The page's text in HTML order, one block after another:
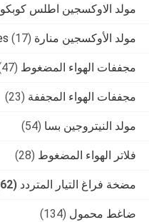
مولد الاوكسجين اطلس كوبكو
مولد الأوكسجين منارة Medaes (17)
مجففات الهواء المضغوط (47)
مجففات الهواء المجففة (23)
مولد النيتروجين بسا (54)
فلاتر الهواء المضغوط (28)
مضخة فراغ التيار المتردد (62)
ضاغط محمول (134)